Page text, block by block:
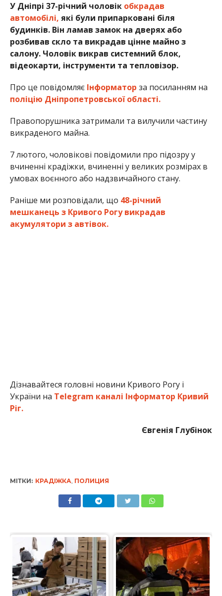
У Дніпрі 37-річний чоловікобкрадав
автомобілі, які були припарковані біля
будинків. Він ламав замок на дверях або
розбивав скло та викрадав цінне майно з
салону. Чоловік викрав системний блок,
відеокарти, інструменти та тепловізор.
Про це повідомляє Інформатор за посиланням на
поліцію Дніпропетровської області.
Правопорушника затримали та вилучили частину
викраденого майна.
7 лютого, чоловікові повідомили про підозру у
вчиненні крадіжки, вчиненні у великих розмірах в
умовах воєнного або надзвичайного стану.
Раніше ми розповідали, що 48-річний
мешканець з Кривого Рогу викрадав
акумулятори з автівок.
Дізнавайтеся головні новини Кривого Рогу і
України на Telegram каналі Інформатор Кривий
Ріг.
Євгенія Глубінок
МІТКИ: КРАДІЖКА, ПОЛИЦИЯ